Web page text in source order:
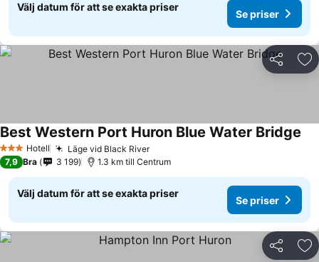
Välj datum för att se exakta priser
Se priser
Dela
3 StjärnorHotell Läge vid Black River
Best Western Port Huron Blue Water Bridge
7,9 Bra 3 199 1.3 km till Centrum
Välj datum för att se exakta priser
Se priser
Dela